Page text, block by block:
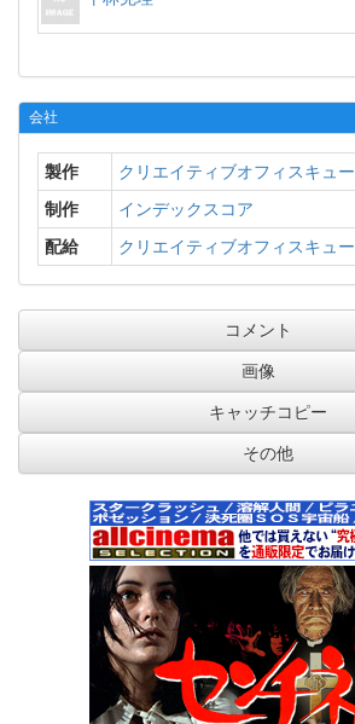
会社
製作
クリエイティブオフィスキュー
制作
インデックスコア
配給
クリエイティブオフィスキュー
コメント
画像
キャッチコピー
その他